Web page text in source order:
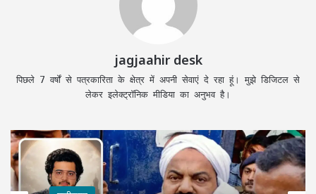
jagjaahir desk
पिछले 7 वर्षों से पत्रकारिता के क्षेत्र में अपनी सेवाएं दे रहा हूं। मुझे डिजिटल से
लेकर इलेक्ट्रॉनिक मीडिया का अनुभव है।